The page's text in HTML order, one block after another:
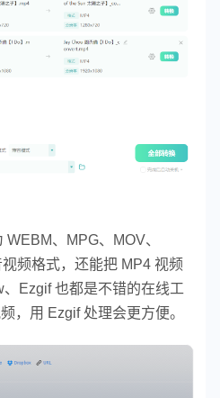
、MPG、MOV、
频格式，还能把 MP4 视频
Ezgif 也都是不错的在线工
，用 Ezgif 处理会更方便。